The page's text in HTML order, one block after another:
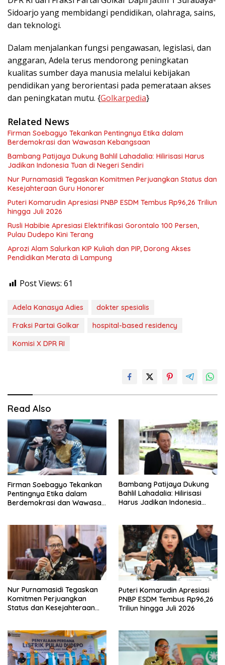
Sidoarjo yang membidangi pendidikan, olahraga, sains,
dan teknologi.
Dalam menjalankan fungsi pengawasan, legislasi, dan
anggaran, Adela terus mendorong peningkatan
kualitas sumber daya manusia melalui kebijakan
pendidikan yang berorientasi pada pemerataan akses
dan peningkatan mutu. {Golkarpedia}
Related News
Firman Soebagyo Tekankan Pentingnya Etika dalam
Berdemokrasi dan Wawasan Kebangsaan
Bambang Patijaya Dukung Bahlil Lahadalia: Hilirisasi Harus
Jadikan Indonesia Tuan di Negeri Sendiri
Nur Purnamasidi Tegaskan Komitmen Perjuangkan Status dan
Kesejahteraan Guru Honorer
Puteri Komarudin Apresiasi PNBP ESDM Tembus Rp96,26 Triliun
hingga Juli 2026
Rusli Habibie Apresiasi Elektrifikasi Gorontalo 100 Persen,
Pulau Dudepo Kini Terang
Aprozi Alam Salurkan KIP Kuliah dan PIP, Dorong Akses
Pendidikan Merata di Lampung
Post Views: 61
Adela Kanasya Adies
dokter spesialis
Fraksi Partai Golkar
hospital-based residency
Komisi X DPR RI
Read Also
Firman Soebagyo Tekankan
Pentingnya Etika dalam
Berdemokrasi dan Wawasan
Bambang Patijaya Dukung
Bahlil Lahadalia: Hilirisasi
Harus Jadikan Indonesia
Nur Purnamasidi Tegaskan
Komitmen Perjuangkan
Status dan Kesejahteraan
Puteri Komarudin Apresiasi
PNBP ESDM Tembus Rp96,26
Triliun hingga Juli 2026